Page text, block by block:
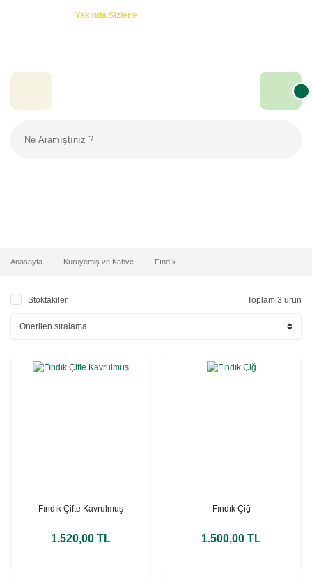
Yakında Sizlerle
Anasayfa Kuruyemiş ve Kahve Fındık
Stoktakiler Toplam 3 ürün
Fındık Çifte Kavrulmuş
1.520,00 TL
Fındık Çiğ
1.500,00 TL